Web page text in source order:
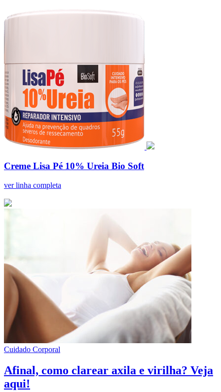
Creme Lisa Pé 10% Ureia Bio Soft
ver linha completa
Cuidado Corporal
Afinal, como clarear axila e virilha? Veja
aqui!